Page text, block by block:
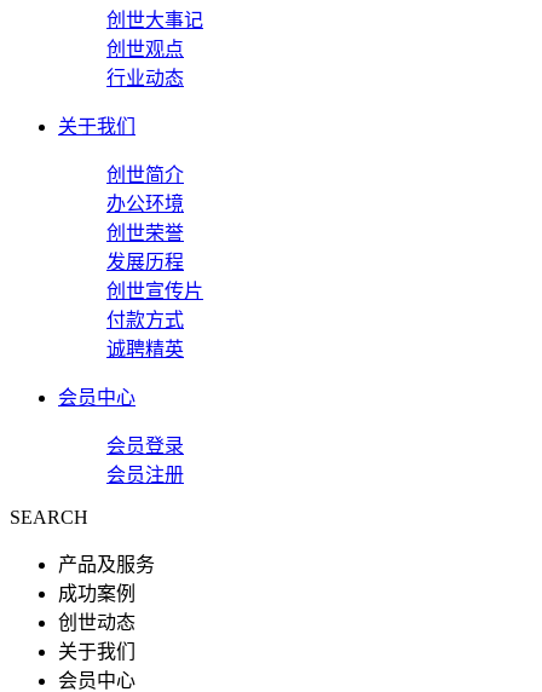
创世大事记
创世观点
行业动态
关于我们
创世简介
办公环境
创世荣誉
发展历程
创世宣传片
付款方式
诚聘精英
会员中心
会员登录
会员注册
SEARCH
产品及服务
成功案例
创世动态
关于我们
会员中心